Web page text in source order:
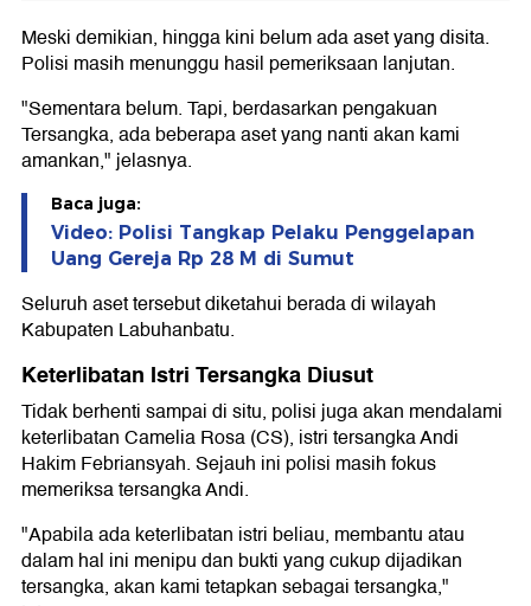
Meski demikian, hingga kini belum ada aset yang disita.
Polisi masih menunggu hasil pemeriksaan lanjutan.
"Sementara belum. Tapi, berdasarkan pengakuan
Tersangka, ada beberapa aset yang nanti akan kami
amankan," jelasnya.
Baca juga:
Video: Polisi Tangkap Pelaku Penggelapan
Uang Gereja Rp 28 M di Sumut
Seluruh aset tersebut diketahui berada di wilayah
Kabupaten Labuhanbatu.
Keterlibatan Istri Tersangka Diusut
Tidak berhenti sampai di situ, polisi juga akan mendalami
keterlibatan Camelia Rosa (CS), istri tersangka Andi
Hakim Febriansyah. Sejauh ini polisi masih fokus
memeriksa tersangka Andi.
"Apabila ada keterlibatan istri beliau, membantu atau
dalam hal ini menipu dan bukti yang cukup dijadikan
tersangka, akan kami tetapkan sebagai tersangka,"